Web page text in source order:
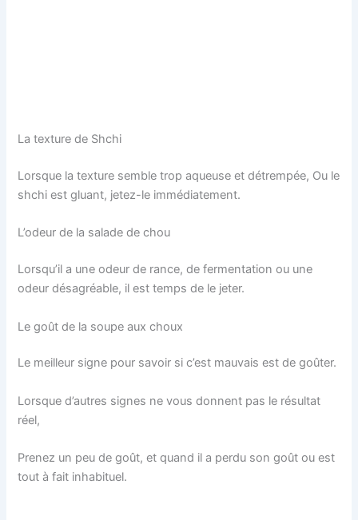
La texture de Shchi
Lorsque la texture semble trop aqueuse et détrempée, Ou le
shchi est gluant, jetez-le immédiatement.
L’odeur de la salade de chou
Lorsqu’il a une odeur de rance, de fermentation ou une
odeur désagréable, il est temps de le jeter.
Le goût de la soupe aux choux
Le meilleur signe pour savoir si c’est mauvais est de goûter.
Lorsque d’autres signes ne vous donnent pas le résultat
réel,
Prenez un peu de goût, et quand il a perdu son goût ou est
tout à fait inhabituel.